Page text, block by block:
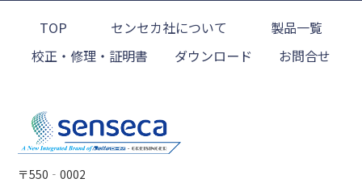
TOP センセカ社について
製品一覧
校正・修理・証明書
ダウンロード お問合せ
〒550‐0002